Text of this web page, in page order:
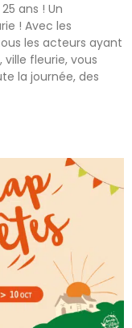
ans ! Un
! Avec les
les acteurs ayant
fleurie, vous
la journée, des